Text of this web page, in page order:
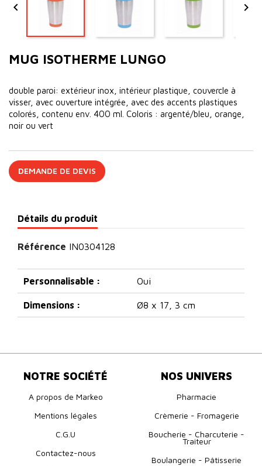
 
MUG ISOTHERME LUNGO
double paroi: extérieur inox, intérieur plastique, couvercle à
visser, avec ouverture intégrée, avec des accents plastiques
colorés, contenu env. 400 ml. Coloris : argenté/bleu, orange,
noir ou vert
DEMANDE DE DEVIS
Détails du produit
Référence IN0304128
Personnalisable : Oui
Dimensions : Ø8 x 17, 3 cm
NOTRE SOCIÉTÉ
A propos de Markeo
Mentions légales
C.G.U
Contactez-nous
NOS UNIVERS
Pharmacie
Crèmerie - Fromagerie
Boucherie - Charcuterie -
Traiteur
Boulangerie - Pâtisserie